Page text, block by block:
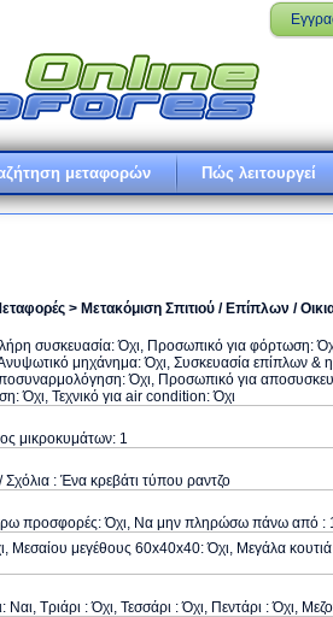
μεταφορών Πώς λειτουργεί
> Μετακόμιση Σπιτιού / Επίπλων /
συσκευασία: Όχι, Προσωπικό για φόρτωση:
μηχάνημα: Όχι, Συσκευασία επίπλων &
Όχι, Προσωπικό για
Όχι, Τεχνικό για air condition: Όχι
μικροκυμάτων: 1
Σχόλια : Ένα κρεβάτι τύπου ραντζο
προσφορές: Όχι, Να μην πληρώσω πάνω από :
Μεσαίου μεγέθους 60x40x40: Όχι, Μεγάλα
Τριάρι : Όχι, Τεσσάρι : Όχι, Πεντάρι : Όχι,